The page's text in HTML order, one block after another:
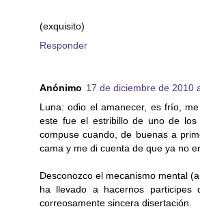
(exquisito)
Responder
Anónimo 17 de diciembre de 2010
Luna: odio el amanecer, es frío,
este fue el estribillo de uno de los
compuse cuando, de buenas a
cama y me di cuenta de que ya no
Desconozco el mecanismo mental
ha llevado a hacernos
correosamente sincera disertación.